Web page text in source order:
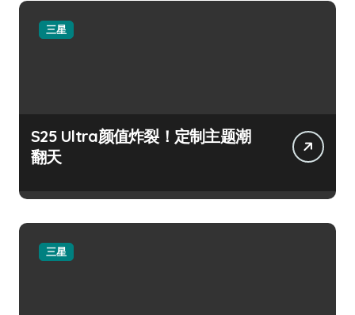
三星
S25 Ultra颜值炸裂！定制主题潮
翻天
三星